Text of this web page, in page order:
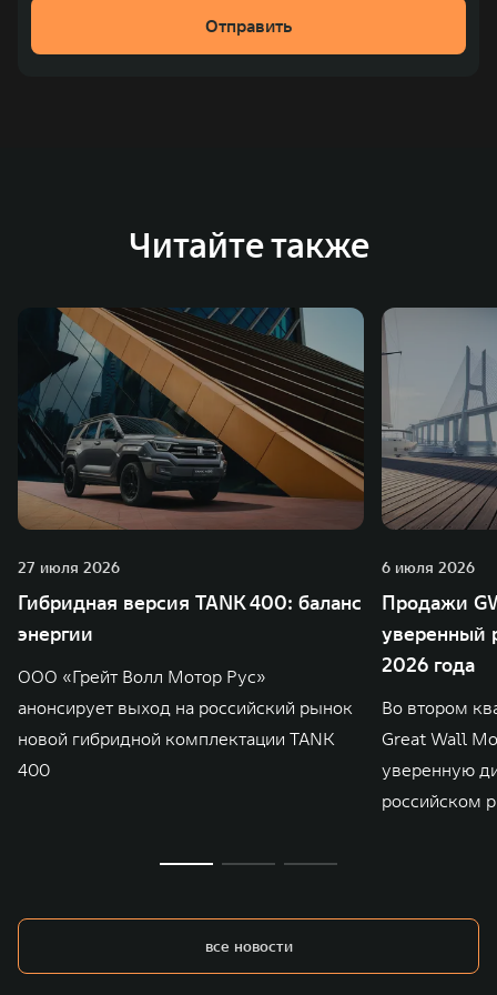
рублей). С 1998 года Great Wall Motor занимает первое
место по объёмам продаж пикапов в Китае. На
зарубежных – в России, Таиланде, Бразилии и Индии, а
Отправить
Читайте также
27 июля 2026
Гибридная версия TANK 400: баланс
энергии
ООО «Грейт Волл Мотор Рус»
анонсирует выход на российский рынок
новой гибридной комплектации TANK
400
6 июля 2026
Продажи
уверенный
2026 года
Во втором
Great Wall
уверенную
российском
все новости